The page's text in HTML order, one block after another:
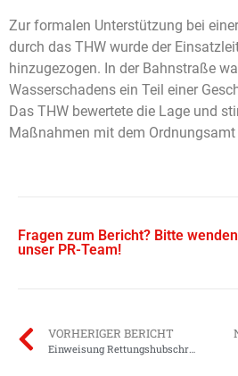
Zur formalen Unterstützung bei
durch das THW wurde der
hinzugezogen. In der Bahnstraße
Wasserschadens ein Teil einer
Das THW bewertete die Lage und
Maßnahmen mit dem Ordnungsamt
Fragen zum Bericht? Bitte
unser PR-Team!
VORHERIGER BERICHT
Einweisung Rettungshubschrauber